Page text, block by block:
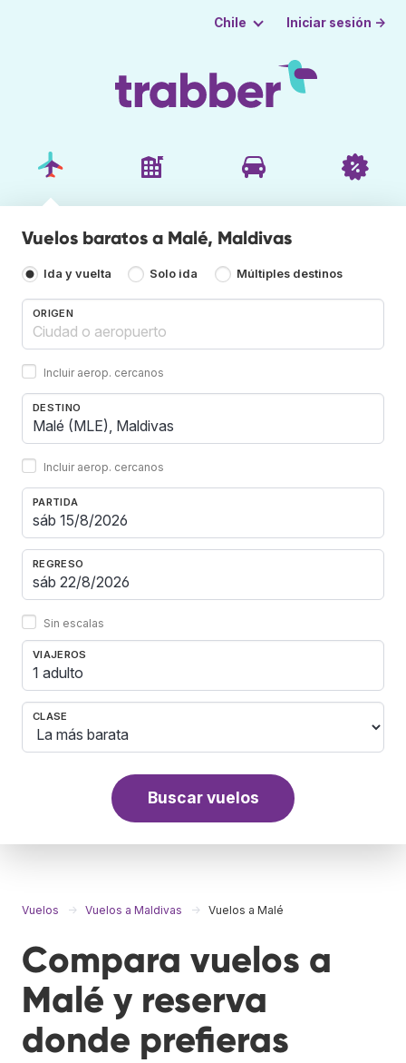
Chile Iniciar sesión →
Vuelos baratos a Malé, Maldivas
Ida y vuelta Solo ida Múltiples destinos
ORIGEN
Incluir aerop. cercanos
DESTINO
Incluir aerop. cercanos
PARTIDA
REGRESO
Sin escalas
VIAJEROS
1 adulto
CLASE
Buscar vuelos
Vuelos Vuelos a Maldivas Vuelos a Malé
Compara vuelos a
Malé y reserva
donde prefieras